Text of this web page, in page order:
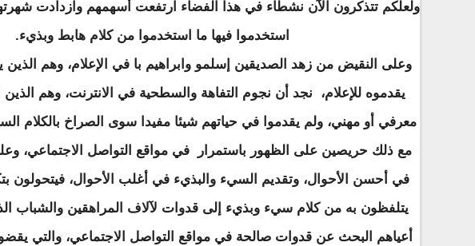
ولعلكم تتذكرون الآن نشطاء في هذا الفضاء ارتفعت أسهمهم وازدادت
استخدموا فيها ما استخدموا من كلام هابط وبذيء.
وعلى النقيض من زهد الصديقين إسلمو وابراهيم با في الإعلام، وهم الذين
يقدموه للإعلام، نجد أن نجوم التفاهة والسطحية في الانترنت، وهم الذين
معرفي أو مهني، ولم يقدموا في حياتهم شيئا مفيدا سوى الصراخ بالكلام
مع ذلك حريصين على الظهور باستمرار في مواقع التواصل الاجتماعي،
في أحسن الأحوال، وتقديم السيء والبذيء في أغلب الأحوال، فيتحولون
يتلفظون به من كلام سيء وبذيء إلى قدوات لآلاف المراهقين والشباب
أعياهم البحث عن قدوات صالحة في مواقع التواصل الاجتماعي، والتي